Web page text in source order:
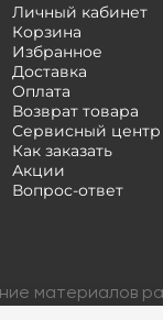
Личный кабинет
Корзина
Избранное
Доставка
Оплата
Возврат товара
Сервисный центр
Как заказать
Акции
Вопрос-ответ
материалов